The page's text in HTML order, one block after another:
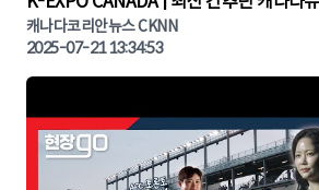
나다뉴스 | 토론토뉴스
캐나다코리안뉴스 CKNN
2025-07-21 13:34:53